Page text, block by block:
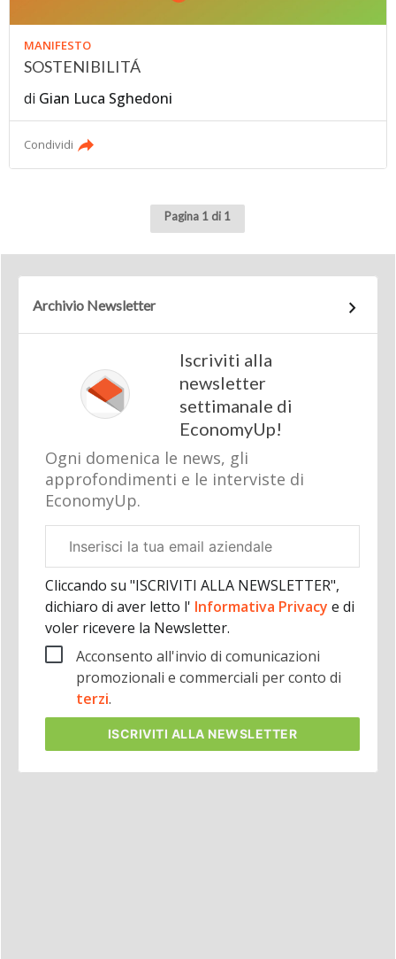
MANIFESTO
SOSTENIBILITÁ
di Gian Luca Sghedoni
Condividi
Pagina 1 di 1
Archivio Newsletter
Iscriviti alla
newsletter
settimanale di
EconomyUp!
Ogni domenica le news, gli
approfondimenti e le interviste di
EconomyUp.
aziendale
Cliccando su "ISCRIVITI ALLA NEWSLETTER",
dichiaro di aver letto l' Informativa Privacy e di
voler ricevere la Newsletter.
Acconsento all'invio di comunicazioni
promozionali e commerciali per conto di
terzi.
ISCRIVITI ALLA NEWSLETTER